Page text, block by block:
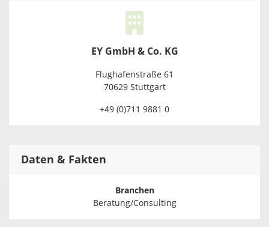
EY GmbH & Co. KG
Flughafenstraße 61
70629 Stuttgart
+49 (0)711 9881 0
Daten & Fakten
Branchen
Beratung/Consulting